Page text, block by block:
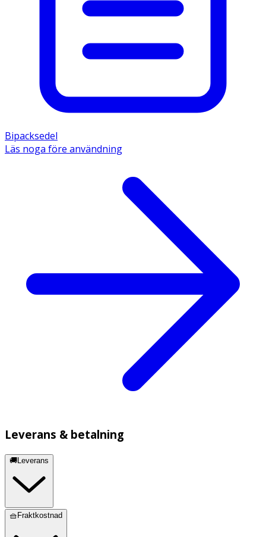
Bipacksedel
Läs noga före användning
Leverans & betalning
🚚Leverans
🧺Fraktkostnad